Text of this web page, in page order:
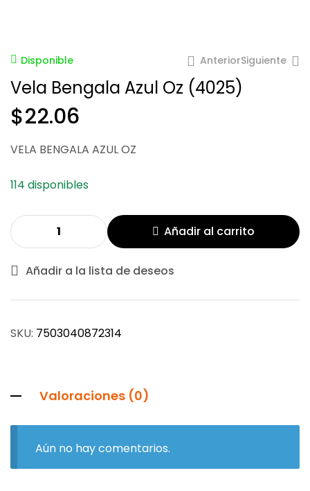
Disponible AnteriorSiguiente
Vela Bengala Azul Oz (4025)
$22.06
VELA BENGALA AZUL OZ
114 disponibles
Añadir al carrito
Añadir a la lista de deseos
SKU: 7503040872314
Valoraciones (0)
Aún no hay comentarios.